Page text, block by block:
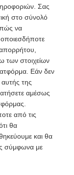
Σας
στο σύνολό
πώς να
των στοιχείων
Εάν δεν
της
αμέσως
από τις
θα
και θα
σύμφωνα με